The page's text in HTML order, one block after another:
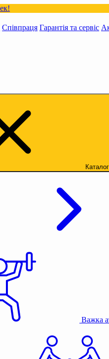
Співпраця Гарантія та сервіс
Каталог
Важка